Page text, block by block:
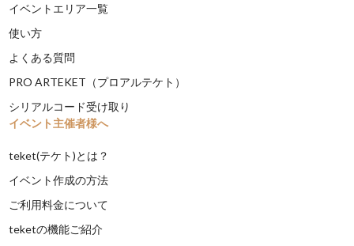
イベントエリア一覧
使い方
よくある質問
PRO ARTEKET（プロアルテケト）
シリアルコード受け取り
イベント主催者様へ
teket(テケト)とは？
イベント作成の方法
ご利用料金について
teketの機能ご紹介